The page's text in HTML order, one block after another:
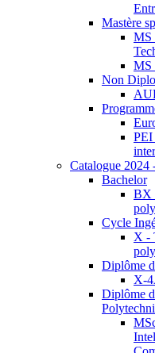
Mastère
MS
MS
Non
PEI
Catalogue 2024
Bachelor
BX
Cycle
X -
Diplôme
X-
Diplôme